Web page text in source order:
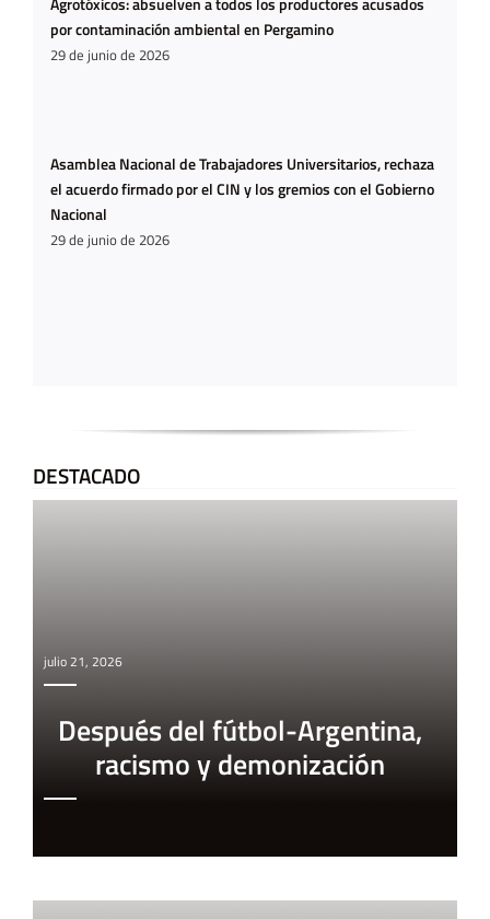
por contaminación ambiental en Pergamino
29 de junio de 2026
Asamblea Nacional de Trabajadores Universitarios, rechaza
el acuerdo firmado por el CIN y los gremios con el Gobierno
Nacional
29 de junio de 2026
DESTACADO
julio 21, 2026
Después del fútbol-Argentina,
racismo y demonización